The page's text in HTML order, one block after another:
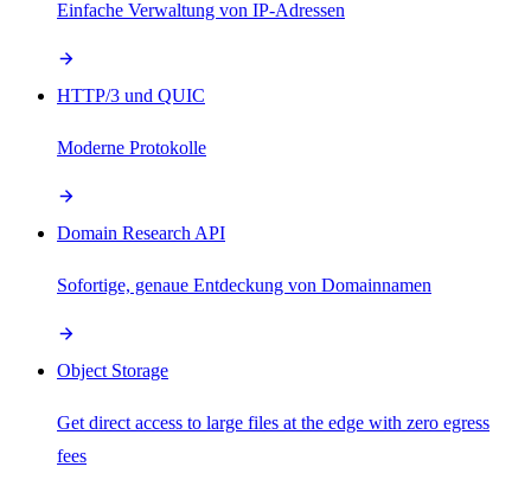
Einfache Verwaltung von IP-Adressen
HTTP/3 und QUIC
Moderne Protokolle
Domain Research API
Sofortige, genaue Entdeckung von Domainnamen
Object Storage
Get direct access to large files at the edge with zero egress
fees